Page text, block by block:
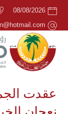
08/08/2026
عقدت